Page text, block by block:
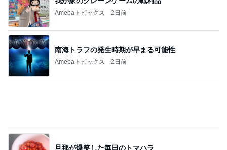
Amebaトピックス 2日前
南海トラフの発生時期が早まる可能性
Amebaトピックス 2日前
旦那が爆笑した毎日のトマハラ